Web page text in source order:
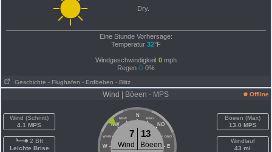
Dry.
Eine Stunde Vorhersage:
Temperatur 32°F
Windgeschwindigkeit 0mph
Regen
0%
Geschichte - Flughafen - Erdbeben - Blitz
Wind | Böeen - MPS Offline
Wind (Schnitt)
4.1 MPS
2 Bft
Leichte Brise
N
NNW NNO
NW NO
WNW ONO
W E
7 13
Wind
Böeen
Böeen (Max)
13.0 MPS
Windlauf
43 mi